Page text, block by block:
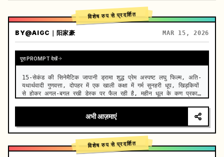
विशेष रुप से प्रदर्शित
BY@AIGC｜阳家豪 MAR 15, 2026
पूरा PROMPT देखें
15-सेकंड की सिनेमैटिक जापानी ड्रामा शुद्ध प्रेम अस्पष्ट लघु फिल्म, अति-
यथार्थवादी गुणवत्ता, दोपहर में एक खाली कक्षा में गर्म सुनहरी धूप, खिड़कियों
से होकर अगल-बगल रखी डेस्क पर फैल रही है, महीन धूल के कण प्रकाश
अभी आज़माएं
विशेष रुप से प्रदर्शित